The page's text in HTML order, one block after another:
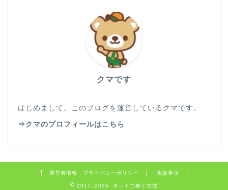
クマです
はじめまして。このブログを運営しているクマです。
⇒クマのプロフィールはこちら
運営者情報 プライバシーポリシー 免責事項
2017–2026 ネットで稼ぐ方法